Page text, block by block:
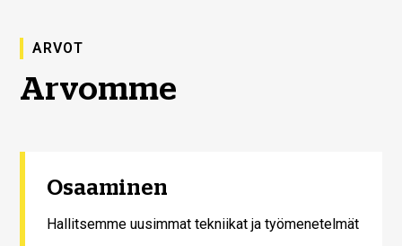
ARVOT
Arvomme
Osaaminen
Hallitsemme uusimmat tekniikat ja työmenetelmät